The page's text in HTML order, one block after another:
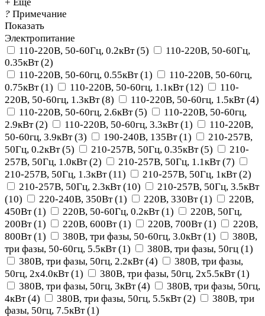
? Примечание
Показать
Электропитание
110-220В, 50-60Гц, 0.2кВт(5)
110-220В, 50-60Гц,
0.35кВт(2)
110-220В, 50-60гц, 0.55кВт(1)
110-220В, 50-60гц,
0.75кВт(1) 110-220В, 50-60гц, 1.1кВт(12)
110-
220В, 50-60гц, 1.3кВт(8) 110-220В, 50-60гц, 1.5кВт(4)
110-220В, 50-60гц, 2.6кВт(5)
110-220В, 50-60гц,
2.9кВт(2) 110-220В, 50-60гц, 3.3кВт(1)
110-220В,
50-60гц, 3.9кВт(3) 190-240В, 135Вт(1)
210-257В,
50Гц, 0.2кВт(5) 210-257В, 50Гц, 0.35кВт(5)
210-
257В, 50Гц, 1.0кВт(2) 210-257В, 50Гц, 1.1кВт(7)
210-257В, 50Гц, 1.3кВт(11) 210-257В, 50Гц, 1кВт(2)
210-257В, 50Гц, 2.3кВт(10)
210-257В, 50Гц, 3.5кВт
(10) 220-240В, 350Вт(1) 220В, 330Вт(1)
220В,
450Вт(1) 220В, 50-60Гц, 0.2кВт(1)
220В, 50Гц,
200Вт(1) 220В, 600Вт(1) 220В, 700Вт(1)
220В,
800Вт(1) 380В, три фазы, 50-60гц, 3.0кВт(1)
380В,
три фазы, 50-60гц, 5.5кВт(1) 380В, три фазы, 50гц (1)
380В, три фазы, 50гц, 2.2кВт(4)
380В, три фазы,
50гц, 2x4.0кВт(1) 380В, три фазы, 50гц, 2х5.5кВт(1)
380В, три фазы, 50гц, 3кВт(4)
380В, три фазы, 50гц,
4кВт(4) 380В, три фазы, 50гц, 5.5кВт(2)
380В, три
фазы, 50гц, 7.5кВт(1)